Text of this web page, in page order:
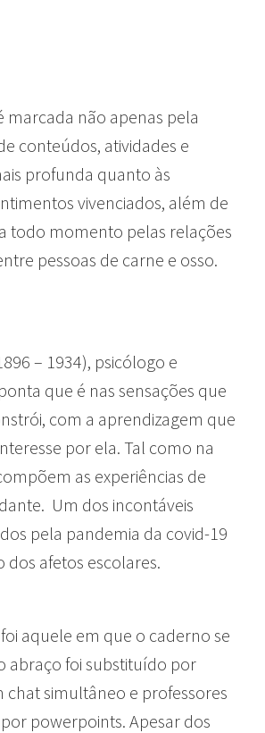
marcada não apenas pela
conteúdos, atividades e
profunda quanto às
vivenciados, além de
todo momento pelas relações
pessoas de carne e osso.
– 1934), psicólogo e
que é nas sensações que
com a aprendizagem que
por ela. Tal como na
as experiências de
Um dos incontáveis
pela pandemia da covid-19
dos afetos escolares.
aquele em que o caderno se
abraço foi substituído por
chat simultâneo e professores
powerpoints. Apesar dos